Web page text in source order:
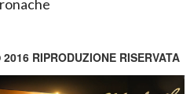
RIPRODUZIONE RISERVATA